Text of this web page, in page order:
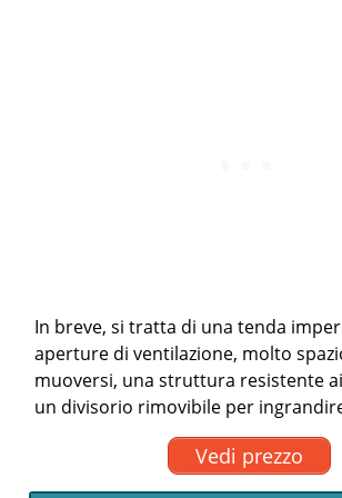
In breve, si tratta di una tenda
aperture di ventilazione, molto
muoversi, una struttura resistente
un divisorio rimovibile per
Vedi prezzo